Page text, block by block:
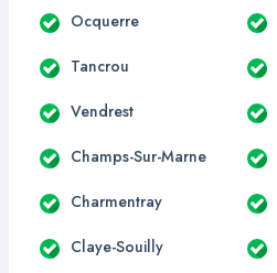
Ocquerre
Tancrou
Vendrest
Champs-Sur-Marne
Charmentray
Claye-Souilly